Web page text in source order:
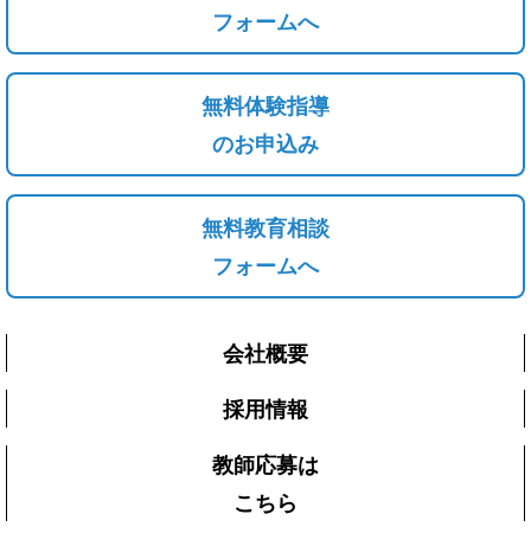
フォームへ
無料体験指導
のお申込み
無料教育相談
フォームへ
会社概要
採用情報
教師応募は
こちら